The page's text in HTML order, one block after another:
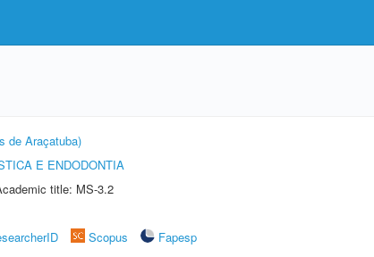
de Araçatuba)
E ENDODONTIA
title: MS-3.2
Scopus
Fapesp